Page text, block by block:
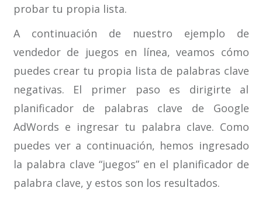
probar tu propia lista.
A continuación de nuestro ejemplo de
vendedor de juegos en línea, veamos cómo
puedes crear tu propia lista de palabras clave
negativas. El primer paso es dirigirte al
planificador de palabras clave de Google
AdWords e ingresar tu palabra clave. Como
puedes ver a continuación, hemos ingresado
la palabra clave “juegos” en el planificador de
palabra clave, y estos son los resultados.